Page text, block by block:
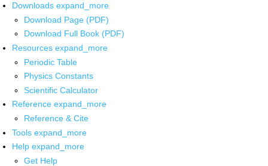
Downloads expand_more
Download Page (PDF)
Download Full Book (PDF)
Resources expand_more
Periodic Table
Physics Constants
Scientific Calculator
Reference expand_more
Reference & Cite
Tools expand_more
Help expand_more
Get Help